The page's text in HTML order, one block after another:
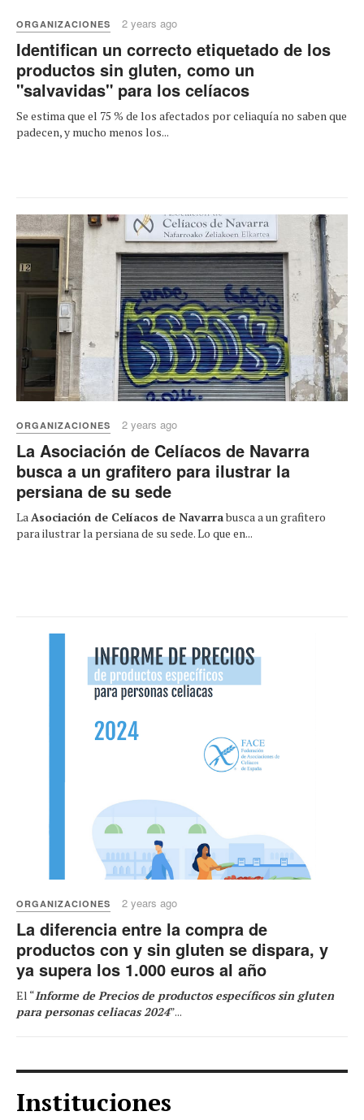
ORGANIZACIONES 2 years ago
Identifican un correcto etiquetado de los
productos sin gluten, como un
"salvavidas" para los celíacos
Se estima que el 75 % de los afectados por celiaquía no saben que
padecen, y mucho menos los...
ORGANIZACIONES 2 years ago
La Asociación de Celíacos de Navarra
busca a un grafitero para ilustrar la
persiana de su sede
LaAsociación de Celíacos de Navarrabusca a un grafitero
para ilustrar la persiana de su sede. Lo que en...
ORGANIZACIONES 2 years ago
La diferencia entre la compra de
productos con y sin gluten se dispara, y
ya supera los 1.000 euros al año
El “Informe de Precios de productos específicos sin gluten
para personas celiacas 2024”...
Instituciones